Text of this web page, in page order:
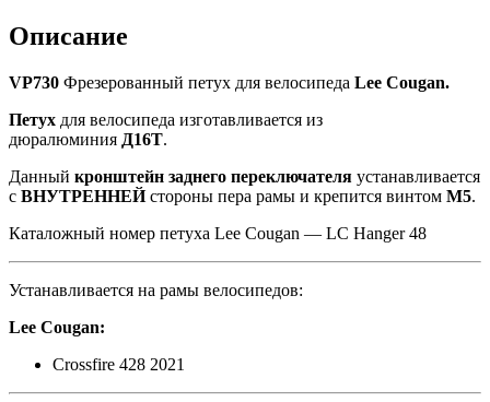
Cougan
Описание
VP730 Фрезерованный петух для велосипеда Lee Cougan.
Петух для велосипеда изготавливается из
дюралюминия Д16Т.
Данный кронштейн заднего переключателя устанавливается
с ВНУТРЕННЕЙстороны пера рамы и крепится винтом M5.
Каталожный номер петуха Lee Cougan — LC Hanger 48
Устанавливается на рамы велосипедов:
Lee Cougan:
Crossfire 428 2021